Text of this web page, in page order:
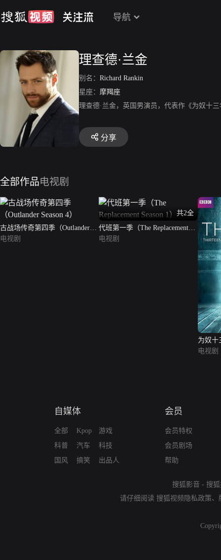
导航
理查德·兰金
别名： Richard Rankin
星座： 摩羯座
理查德·兰金，英国男演员，代表作《为奴十
分享
全部作品电视剧
古战场传奇第四季（Outlander
Season 4）
电视剧
共2全
代班第一季（The Replacement
Season 1）
电视剧
为奴十
电视剧
自媒体
全部
科普
国风
Kpop
汽车
搞笑
游戏
科技
出品人
会员
会员特权
会员剧场
帮助
搜狐影音 - 搜
请仔细阅读 搜狐视频隐私政策、